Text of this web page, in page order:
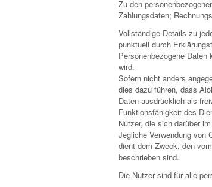
Zu den
Zahlungsdaten;
Vollständige Details zu
punktuell durch
Personenbezogene
wird.
Sofern nicht anders
dies dazu führen, dass
Daten ausdrücklich als
Funktionsfähigkeit des
Nutzer, die sich darüber
Jegliche Verwendung von
dient dem Zweck, den
beschrieben sind.
Die Nutzer sind für alle